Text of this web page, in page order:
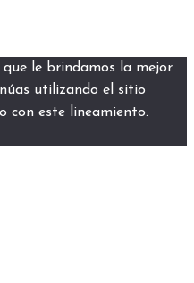
le brindamos la mejor
utilizando el sitio
con este lineamiento.